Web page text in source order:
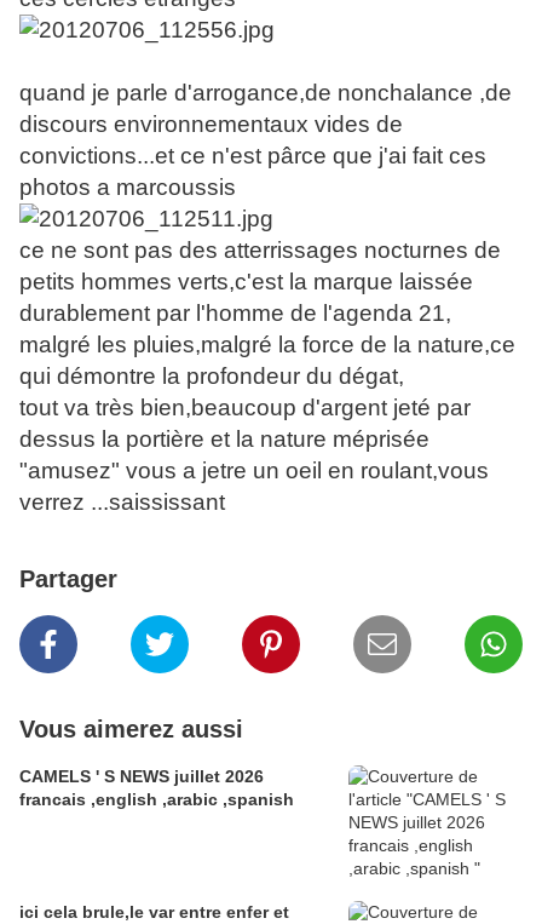
quand je parle d'arrogance,de nonchalance ,de
discours environnementaux vides de
convictions...et ce n'est pârce que j'ai fait ces
photos a marcoussis
ce ne sont pas des atterrissages nocturnes de
petits hommes verts,c'est la marque laissée
durablement par l'homme de l'agenda 21,
malgré les pluies,malgré la force de la nature,ce
qui démontre la profondeur du dégat,
tout va très bien,beaucoup d'argent jeté par
dessus la portière et la nature méprisée
"amusez" vous a jetre un oeil en roulant,vous
verrez ...saississant
Partager
Vous aimerez aussi
CAMELS ' S NEWS juillet 2026
francais ,english ,arabic ,spanish
ici cela brule,le var entre enfer et